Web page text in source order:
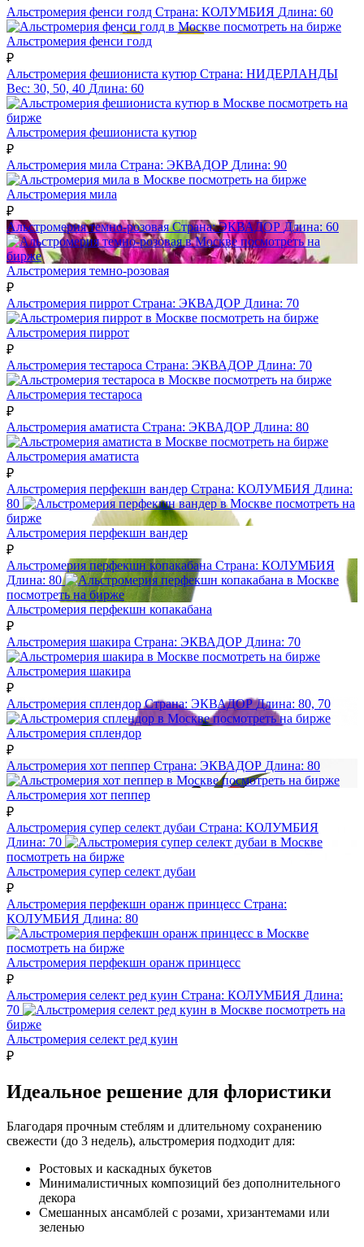
Альстромерия фенси голд Страна: КОЛУМБИЯ Длина: 60
посмотреть на бирже
Альстромерия фенси голд
₽
Альстромерия фешиониста кутюр Страна: НИДЕРЛАНДЫ
Вес: 30, 50, 40 Длина: 60
посмотреть на
бирже
Альстромерия фешиониста кутюр
₽
Альстромерия мила Страна: ЭКВАДОР Длина: 90
посмотреть на бирже
Альстромерия мила
₽
Альстромерия темно-розоваяСтрана:ЭКВАДОР Длина: 60
посмотреть на
бирже
Альстромерия темно-розовая
₽
Альстромерия пиррот Страна: ЭКВАДОР Длина: 70
посмотреть на бирже
Альстромерия пиррот
₽
Альстромерия тестароса Страна: ЭКВАДОР Длина: 70
посмотреть на бирже
Альстромерия тестароса
₽
Альстромерия аматиста Страна: ЭКВАДОР Длина: 80
посмотреть на бирже
Альстромерия аматиста
₽
Альстромерия перфекшн вандер Страна: КОЛУМБИЯ Длина:
80
посмотреть на
бирже
Альстромерия перфекшн вандер
₽
Альстромерия перфекшн копакабана Страна: КОЛУМБИЯ
Длина: 80
посмотреть на бирже
Альстромерия перфекшн копакабана
₽
Альстромерия шакира Страна: ЭКВАДОР Длина: 70
посмотреть на бирже
Альстромерия шакира
₽
Альстромерия сплендорСтрана: ЭКВАДОР Длина: 80, 70
посмотреть на бирже
Альстромерия сплендор
₽
Альстромерия хот пеппер Страна: ЭКВАДОР Длина: 80
посмотреть на бирже
Альстромерия хот пеппер
₽
Альстромерия супер селект дубаи Страна: КОЛУМБИЯ
Длина: 70
посмотреть на бирже
Альстромерия супер селект дубаи
₽
Альстромерия перфекшн оранж принцесс Страна:
КОЛУМБИЯ Длина: 80
посмотреть на бирже
Альстромерия перфекшн оранж принцесс
₽
Альстромерия селект ред куин Страна: КОЛУМБИЯ Длина:
70
посмотреть на
бирже
Альстромерия селект ред куин
₽
Идеальное решение для флористики
Благодаря прочным стеблям и длительному сохранению
свежести (до 3 недель), альстромерия подходит для:
Ростовых и каскадных букетов
Минималистичных композиций без дополнительного
декора
Смешанных ансамблей с розами, хризантемами или
зеленью